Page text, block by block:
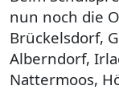
nun noch die
Brückelsdorf,
Alberndorf,
Nattermoos,